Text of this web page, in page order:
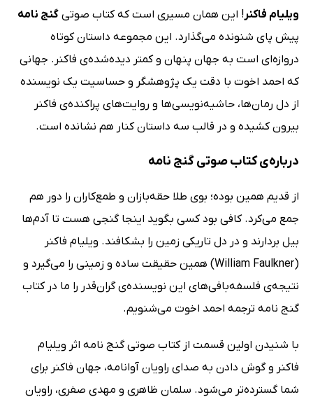
ویلیام فاکنر! این همان مسیری است که کتاب صوتی گنج نامه
پیش پای شنونده می‌گذارد. این مجموعه داستان کوتاه
دروازه‌ای است به جهان پنهان و کمتر دیده‌شده‌ی فاکنر. جهانی
که احمد اخوت با دقت یک پژوهشگر و حساسیت یک نویسنده
از دل رمان‌ها، حاشیه‌نویسی‌ها و روایت‌های پراکنده‌ی فاکنر
بیرون کشیده و در قالب سه داستان کنار هم نشانده است.
درباره‌ی کتاب صوتی گنج نامه
از قدیم همین بوده؛ بوی طلا حقه‌بازان و طمع‌کاران را دور هم
جمع می‌کرد. کافی بود کسی بگوید اینجا گنجی هست تا آدم‌ها
بیل بردارند و در دل تاریکی زمین را بشکافند. ویلیام فاکنر
(William Faulkner) همین حقیقت ساده و زمینی را می‌گیرد و
نتیجه‌ی فلسفه‌بافی‌های این نویسنده‌ی گران‌قدر را ما در کتاب
گنج نامه ترجمه احمد اخوت می‌شنویم.
با شنیدن اولین قسمت از کتاب صوتی گنج نامه اثر ویلیام
فاکنر و گوش دادن به صدای راویان آوانامه، جهان فاکنر برای
شما گسترده‌تر می‌شود. سلمان ظاهری و مهدی صفری، راویان